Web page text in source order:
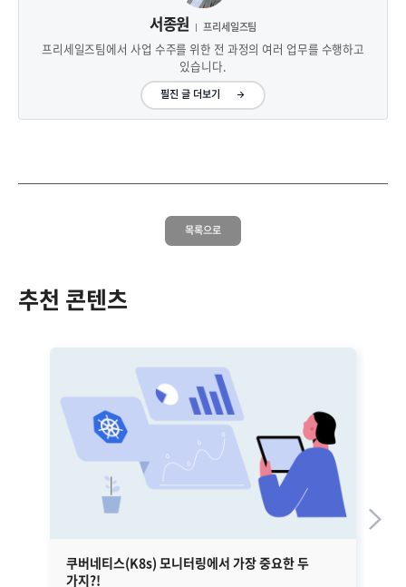
서종원 프리세일즈팀
프리세일즈팀에서 사업 수주를 위한 전 과정의 여러 업무를 수행하고
있습니다.
필진 글 더보기
목록으로
추천 콘텐츠
쿠버네티스(K8s) 모니터링에서 가장 중요한 두
가지?!